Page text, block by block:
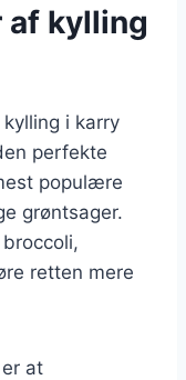
af kylling
i karry
perfekte
populære
grøntsager.
retten mere
at